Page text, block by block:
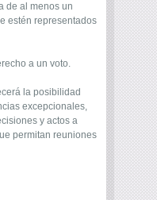
de al menos un
estén representados
a un voto.
la posibilidad
excepcionales,
y actos a
permitan reuniones